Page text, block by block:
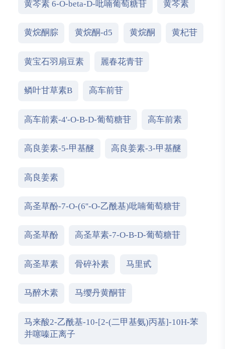
黄芩素 6-O-beta-D-吡喃葡萄糖苷 黄芩素
黄烷酮腙 黄烷酮-d5 黄烷酮 黄杞苷
黄宝石羽扇豆素 麗春花青苷
鳞叶甘草素B 高车前苷
高车前素-4'-O-Β-D-葡萄糖苷 高车前素
高良姜素-5-甲基醚 高良姜素-3-甲基醚
高良姜素
高圣草酚-7-O-(6''-O-乙酰基)吡喃葡萄糖苷
高圣草酚 高圣草素-7-O-Β-D-葡萄糖苷
高圣草素 骨碎补素 马里甙
马醉木素 马缨丹黄酮苷
马来酸2-乙酰基-10-[2-(二甲基氨)丙基]-10H-苯
并噻嗪正离子